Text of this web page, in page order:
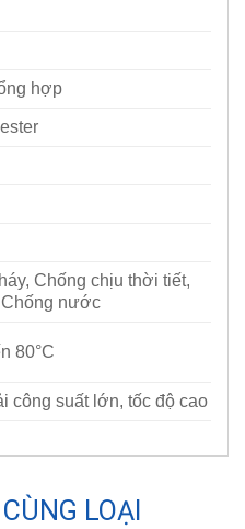
hợp
Chống chịu thời tiết,
nước
80°C
công suất lớn, tốc độ cao
LOẠI